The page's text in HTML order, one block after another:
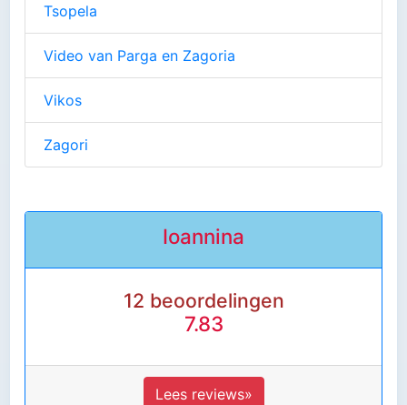
Tsopela
Video van Parga en Zagoria
Vikos
Zagori
Ioannina
12 beoordelingen
7.83
Lees reviews»